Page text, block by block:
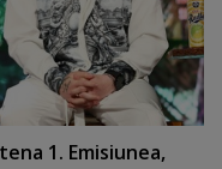
1. Emisiunea,